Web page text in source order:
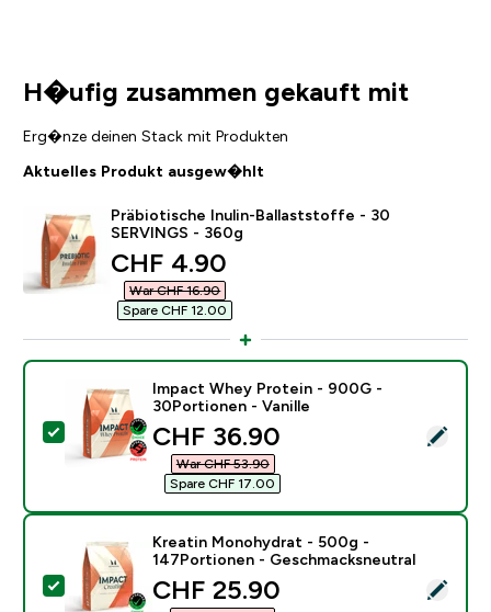
H�ufig zusammen gekauft mit
Erg�nze deinen Stack mit Produkten
Aktuelles Produkt ausgew�hlt
Präbiotische Inulin-Ballaststoffe - 30
SERVINGS - 360g
discounted price
CHF 4.90‎
War CHF 16.90‎
Spare CHF 12.00‎
Dieses Produkt ausw�hlen - Impact Whey Protein -
Impact Whey Protein - 900G -
30Portionen - Vanille
discounted price
CHF 36.90‎
War CHF 53.90‎
Spare CHF 17.00‎
Dieses Produkt ausw�hlen - Kreatin Monohydrat -
Kreatin Monohydrat - 500g -
147Portionen - Geschmacksneutral
discounted price
CHF 25.90‎